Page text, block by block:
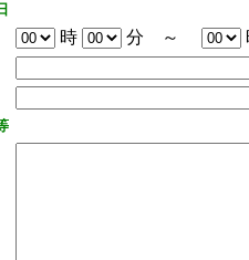
時 分 ～